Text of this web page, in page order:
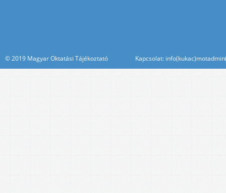
© 2019 Magyar Oktatási Tájékoztató Kapcsolat: